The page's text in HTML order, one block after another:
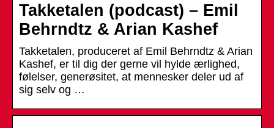
Takketalen (podcast) – Emil
Behrndtz & Arian Kashef
Takketalen, produceret af Emil Behrndtz & Arian
Kashef, er til dig der gerne vil hylde ærlighed,
følelser, generøsitet, at mennesker deler ud af
sig selv og …